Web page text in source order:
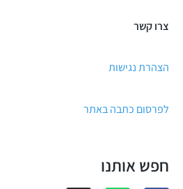
צרו קשר
הצהרת נגישות
לפרסום כתבה באתר
חפש אותנו